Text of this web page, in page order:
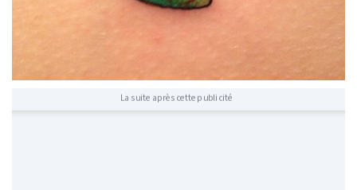
La suite après cette publicité